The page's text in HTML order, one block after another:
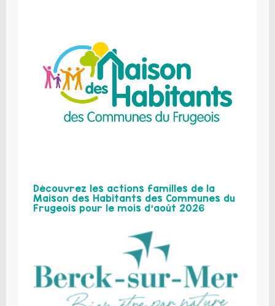
Découvrez les actions familles de la
Maison des Habitants des Communes du
Frugeois pour le mois d’août 2026